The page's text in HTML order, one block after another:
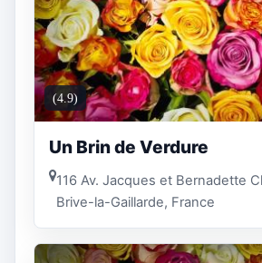
(4.9)
Un Brin de Verdure
116 Av. Jacques et Bernadette
Brive-la-Gaillarde, France